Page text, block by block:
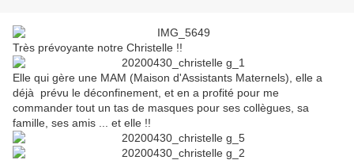
Très prévoyante notre Christelle !!
Elle qui gère une MAM (Maison d'Assistants Maternels), elle a
déjà prévu le déconfinement, et en a profité pour me
commander tout un tas de masques pour ses collègues, sa
famille, ses amis ... et elle !!